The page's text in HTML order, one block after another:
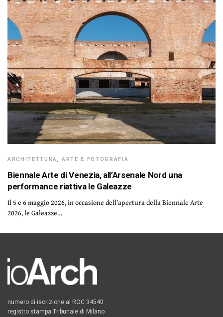
ARCHITETTURA,ARTE E FOTOGRAFIA
Biennale Arte di Venezia, all’Arsenale Nord una
performance riattiva le Galeazze
Il 5 e 6 maggio 2026, in occasione dell’apertura della Biennale Arte
2026, le Galeazze…
numero di iscrizione al ROC 34540
registro stampa Tribunale di Milano